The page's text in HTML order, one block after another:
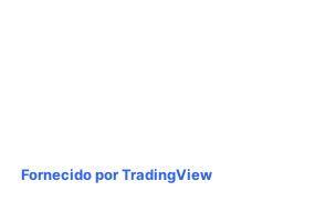
Fornecido por TradingView